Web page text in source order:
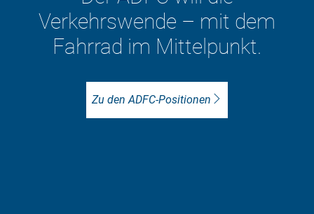
besseren Radverkehr aktiv.
Unser Ziel: Lebenswerte Städte